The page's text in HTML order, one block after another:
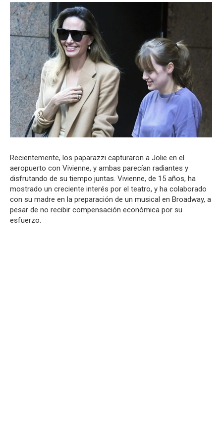
Recientemente, los paparazzi capturaron a Jolie en el
aeropuerto con Vivienne, y ambas parecían radiantes y
disfrutando de su tiempo juntas. Vivienne, de 15 años, ha
mostrado un creciente interés por el teatro, y ha colaborado
con su madre en la preparación de un musical en Broadway, a
pesar de no recibir compensación económica por su
esfuerzo.